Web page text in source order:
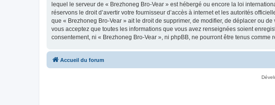
lequel le serveur de « Brezhoneg Bro-Vear » est hébergé ou encore la loi
réservons le droit d’avertir votre fournisseur d’accès à internet et les autorités
que « Brezhoneg Bro-Vear » ait le droit de supprimer, de modifier, de déplacer ou
vous acceptez que toutes les informations que vous avez renseignées soient
consentement, ni « Brezhoneg Bro-Vear », ni phpBB, ne pourront être tenus
Accueil du forum